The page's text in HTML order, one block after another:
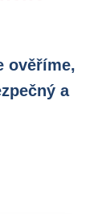
ověříme,
a